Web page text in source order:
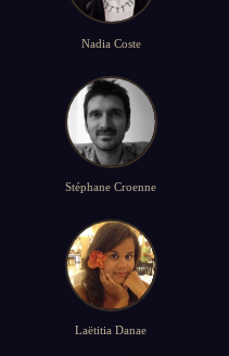
Nadia Coste
Stéphane Croenne
Laëtitia Danae